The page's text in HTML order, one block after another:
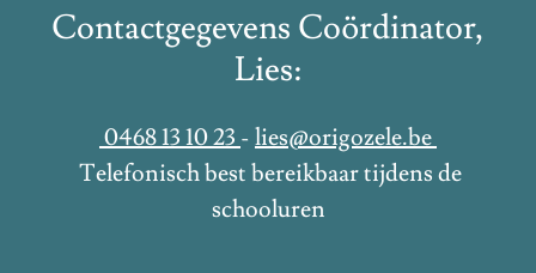
Contactgegevens Coördinator,
Lies:
0468 13 10 23 - lies@origozele.be
Telefonisch best bereikbaar tijdens de
schooluren